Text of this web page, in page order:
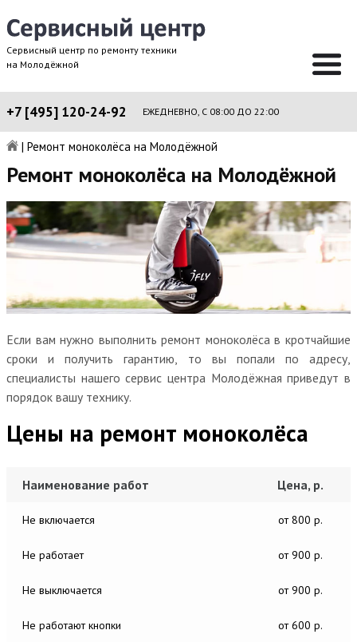
Сервисный центр по ремонту техники
на Молодёжной
+7 [495] 120-24-92 ЕЖЕДНЕВНО, С 08:00 ДО 22:00
| Ремонт моноколёса на Молодёжной
Ремонт моноколёса на Молодёжной
Если вам нужно выполнить ремонт моноколёса в кротчайшие
сроки и получить гарантию, то вы попали по адресу,
специалисты нашего сервис центра Молодёжная приведут в
порядок вашу технику.
Цены на ремонт моноколёса
Наименование работ Цена, р.
Не включается от 800 р.
Не работает от 900 р.
Не выключается от 900 р.
Не работают кнопки от 600 р.